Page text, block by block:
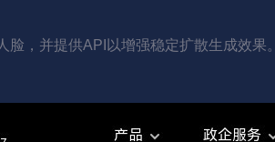
，并提供API以增强稳定扩散生成效果。